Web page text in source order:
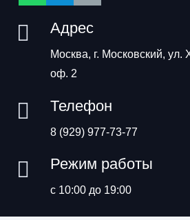
Адрес
Москва, г. Московский, ул.
оф. 2
Телефон
8 (929) 977-73-77
Режим работы
с 10:00 до 19:00